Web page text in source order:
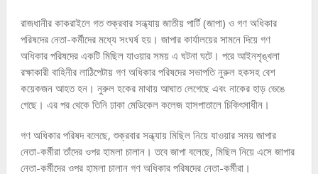
রাজধানীর কাকরাইলে গত শুক্রবার সন্ধ্যায় জাতীয় পার্টি (জাপা) ও গণ অধিকার
পরিষদের নেতা-কর্মীদের মধ্যে সংঘর্ষ হয়। জাপার কার্যালয়ের সামনে দিয়ে গণ
অধিকার পরিষদের একটি মিছিল যাওয়ার সময় এ ঘটনা ঘটে। পরে আইনশৃঙ্খলা
রক্ষাকারী বাহিনীর লাঠিপেটায় গণ অধিকার পরিষদের সভাপতি নুরুল হকসহ বেশ
কয়েকজন আহত হন। নুরুল হকের মাথায় আঘাত লেগেছে এবং নাকের হাড় ভেঙে
গেছে। এর পর থেকে তিনি ঢাকা মেডিকেল কলেজ হাসপাতালে চিকিৎসাধীন।
গণ অধিকার পরিষদ বলেছে, শুক্রবার সন্ধ্যায় মিছিল নিয়ে যাওয়ার সময় জাপার
নেতা-কর্মীরা তাঁদের ওপর হামলা চালান। তবে জাপা বলেছে, মিছিল নিয়ে এসে জাপার
নেতা-কর্মীদের ওপর হামলা চালান গণ অধিকার পরিষদের নেতা-কর্মীরা।